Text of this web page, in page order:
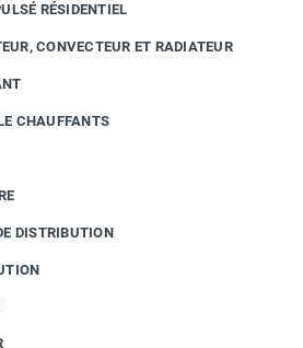
RÉSIDENTIEL
CONVECTEUR ET RADIATEUR
CHAUFFANTS
DISTRIBUTION